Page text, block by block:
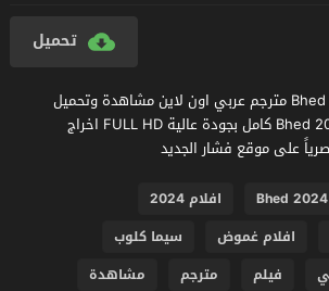
تحميل
مشاهدة فيلم Bhed 2024 مترجم عربي اون لاين مشاهدة وتحميل
مباشر فيلم بهيد Bhed 2024 كامل بجودة عالية FULL HD اخراج
على موقع فشار الجديد
Bhed 2024
افلام 2024
افلام غموض
سيما كلوب
فيلم مترجم مشاهدة